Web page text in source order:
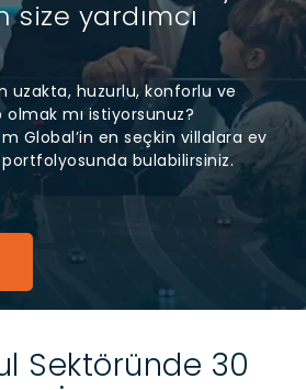
size yardımcı
uzakta, huzurlu, konforlu ve
mı istiyorsunuz?
Global’in en seçkin villalara ev
bulabilirsiniz.
Sektöründe 30